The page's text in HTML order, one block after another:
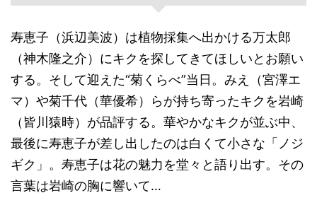
寿恵子（浜辺美波）は植物採集へ出かける万太郎
（神木隆之介）にキクを探してきてほしいとお願い
する。そして迎えた“菊くらべ”当日。みえ（宮澤エ
マ）や菊千代（華優希）らが持ち寄ったキクを岩崎
（皆川猿時）が品評する。華やかなキクが並ぶ中、
最後に寿恵子が差し出したのは白くて小さな「ノジ
ギク」。寿恵子は花の魅力を堂々と語り出す。その
言葉は岩崎の胸に響いて…